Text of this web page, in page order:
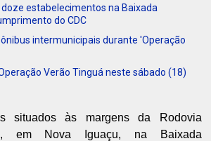
estabelecimentos na Baixada
do CDC
intermunicipais durante 'Operação
Verão Tinguá neste sábado (18)
situados às margens da Rodovia
em Nova Iguaçu, na Baixada